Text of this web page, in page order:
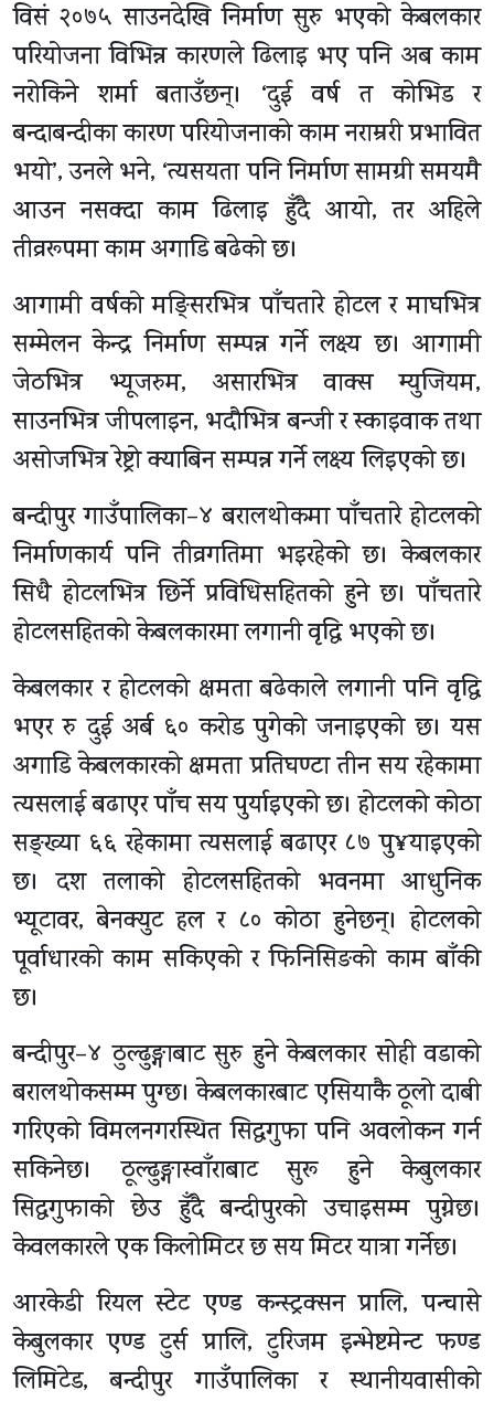
विसं २०७५ साउनदेखि निर्माण सुरु भएको केबलकार
परियोजना विभिन्न कारणले ढिलाइ भए पनि अब काम
नरोकिने शर्मा बताउँछन्। ‘दुई वर्ष त कोभिड र
बन्दाबन्दीका कारण परियोजनाको काम नराम्ररी प्रभावित
भयो’, उनले भने, ‘त्यसयता पनि निर्माण सामग्री समयमै
आउन नसक्दा काम ढिलाइ हुँदै आयो, तर अहिले
तीव्ररूपमा काम अगाडि बढेको छ।
आगामी वर्षको मङ्सिरभित्र पाँचतारे होटल र माघभित्र
सम्मेलन केन्द्र निर्माण सम्पन्न गर्ने लक्ष्य छ। आगामी
जेठभित्र भ्यूजरुम, असारभित्र वाक्स म्युजियम,
साउनभित्र जीपलाइन, भदौभित्र बन्जी र स्काइवाक तथा
असोजभित्र रेष्ट्रो क्याबिन सम्पन्न गर्ने लक्ष्य लिइएको छ।
बन्दीपुर गाउँपालिका–४ बरालथोकमा पाँचतारे होटलको
निर्माणकार्य पनि तीव्रगतिमा भइरहेको छ। केबलकार
सिधै होटलभित्र छिर्ने प्रविधिसहितको हुने छ। पाँचतारे
होटलसहितको केबलकारमा लगानी वृद्धि भएको छ।
केबलकार र होटलको क्षमता बढेकाले लगानी पनि वृद्धि
भएर रु दुई अर्ब ६० करोड पुगेको जनाइएको छ। यस
अगाडि केबलकारको क्षमता प्रतिघण्टा तीन सय रहेकामा
त्यसलाई बढाएर पाँच सय पुर्याइएको छ। होटलको कोठा
सङ्ख्या ६६ रहेकामा त्यसलाई बढाएर ८७ पु¥याइएको
छ। दश तलाको होटलसहितको भवनमा आधुनिक
भ्यूटावर, बेनक्युट हल र ८० कोठा हुनेछन्। होटलको
पूर्वाधारको काम सकिएको र फिनिसिङको काम बाँकी
छ।
बन्दीपुर–४ ठुल्ढुङ्गाबाट सुरु हुने केबलकार सोही वडाको
बरालथोकसम्म पुग्छ। केबलकारबाट एसियाकै ठूलो दाबी
गरिएको विमलनगरस्थित सिद्धगुफा पनि अवलोकन गर्न
सकिनेछ। ठूल्ढुङ्गास्वाँराबाट सुरू हुने केबुलकार
सिद्धगुफाको छेउ हुँदै बन्दीपुरको उचाइसम्म पुग्नेछ।
केवलकारले एक किलोमिटर छ सय मिटर यात्रा गर्नेछ।
आरकेडी रियल स्टेट एण्ड कन्स्ट्रक्सन प्रालि, पन्चासे
केबुलकार एण्ड टुर्स प्रालि, टुरिजम इन्भेष्टमेन्ट फण्ड
लिमिटेड, बन्दीपुर गाउँपालिका र स्थानीयवासीको